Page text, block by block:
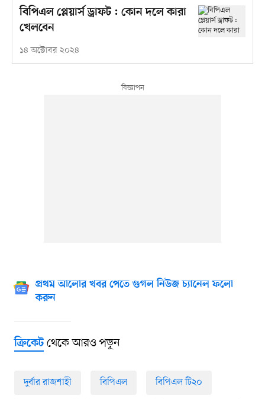
বিপিএল প্লেয়ার্স ড্রাফট : কোন দলে কারা
খেলবেন
১৪ অক্টোবর ২০২৪
প্রথম আলোর খবর পেতে গুগল নিউজ চ্যানেল ফলো
করুন
ক্রিকেটথেকে আরও পড়ুন
দুর্বার রাজশাহী বিপিএল বিপিএল টি২০